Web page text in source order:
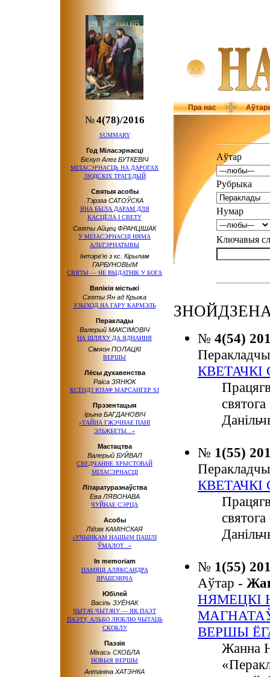
Пра нас
№4(78)/2016
SUMMARY
Год Міласэрнасці
Біскуп Алег БУТКЕВІЧ
МІЛАСЭРНАСЦЬ НА ДАРОГАХ
ЛЮДСКІХ ТРАГЕДЫЙ
Святыя асобы
Тэрэза САТОЎСКА
ЯНА БЫЛА ДАРАМ ДЛЯ
КАСЦЁЛА І СВЕТУ
Святы Айцец ФРАНЦІШАК
У МІЛАСЭРНАСЦІ НЯМА
АЛЬТЭРНАТЫВЫ
Інтэрв’ю з кс. Кірылам
ГАРБУНОВЫМ
СВЯТЫ — НЕ ВЫДАТНІК У БОГА
Вялікія містыкі
Святы Ян ад Крыжа
УЗЫХОД НА ГАРУ КАРМЭЛЬ
Пераклады
Валерый МАКСІМОВІЧ
НА ШЛЯХУ ДА ЯДНАННЯ
Сімяон ПОЛАЦКІ
ВЕРШЫ
Лёсы духавенства
Раіса ЗЯНЮК
КСЁНДЗ ЮЗАФ МАРСАНГЕР SJ
Прэзентацыя
Ірына БАГДАНОВІЧ
«ТАЙНА ГЖЭЧНАЕ ПАНІ
ЭЛЬЖБЕТЫ...»
Мастацтва
Валерый БУЙВАЛ
СВЕДЧАННЕ ХРЫСТОВАЙ
МІЛАСЭРНАСЦІ
Літаратуразнаўства
Ева ЛЯВОНАВА
ЧУЙНАЕ СЭРЦА
Асобы
Лідзія КАМІНСКАЯ
«УЧЫНКАМ НАШЫМ ПАШЛІ
ЎМАЛОТ...»
In memoriam
ПАМЯЦІ АЛЯКСАНДРА
ЯРАШЭВІЧА
Юбілей
Васіль ЗУЁНАК
ЧЫТАЧ ЧЫТАЧУ — ЯК ПАЭТ
ПАЭТУ, АЛЬБО ЛЮБЛЮ ЧЫТАЦЬ
СКОБЛУ
Паэзія
Міхась СКОБЛА
НОВЫЯ ВЕРШЫ
Антаніна ХАТЭНКА
Аўтар
Рубрыка
Нумар
Ключавыя
№ 4(54)
№ 1(55)
№ 1(55)
Аўтар -
НЯМЕЦКІ
ВЕРШЫ
Жанна